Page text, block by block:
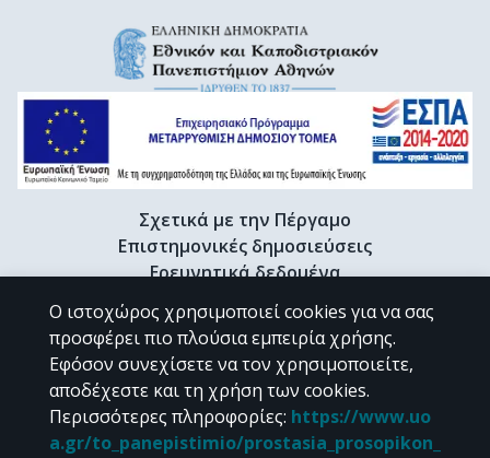
Σχετικά με την Πέργαμο
Επιστημονικές δημοσιεύσεις
Ερευνητικά δεδομένα
Διδακτορικές διατριβές & Γκρίζα βιβλιογραφία
Προφίλ Ερευνητή
CC BY-NC 4.0
Ο ιστοχώρος χρησιμοποιεί cookies για να σας
προσφέρει πιο πλούσια εμπειρία χρήσης.
Εφόσον συνεχίσετε να τον χρησιμοποιείτε,
αποδέχεστε και τη χρήση των cookies.
Περισσότερες πληροφορίες: https://www.uo
a.gr/to_panepistimio/prostasia_prosopikon_